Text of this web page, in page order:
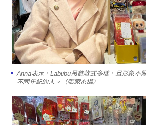
Anna表示，Labubu吊飾款式多樣，且形象不
不同年紀的人。（張家杰攝）